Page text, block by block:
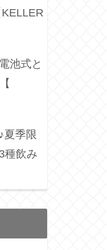
池式と
夏季限
種飲み